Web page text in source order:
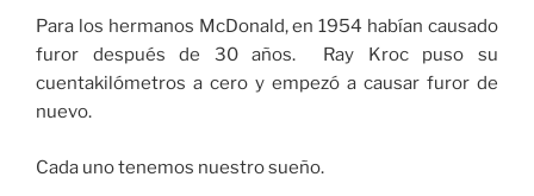
Para los hermanos McDonald, en 1954 habían causado
furor después de 30 años. Ray Kroc puso su
cuentakilómetros a cero y empezó a causar furor de
nuevo.
Cada uno tenemos nuestro sueño.